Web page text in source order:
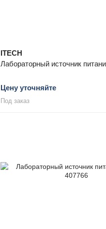
ITECH
Лабораторный источник
Цену уточняйте
Под заказ